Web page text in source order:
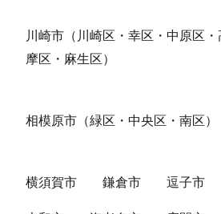
川崎市（川崎区・幸区・中原区
摩区・麻生区）
相模原市（緑区・中央区・南区）
横須賀市 鎌倉市 逗子市